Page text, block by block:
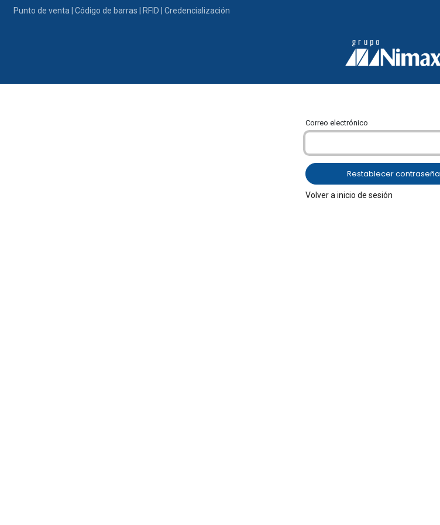
Ir al contenido
Punto de venta | Código de barras | RFID | Credencialización
Correo electrónico
Restablecer contraseña
Volver a inicio de sesión